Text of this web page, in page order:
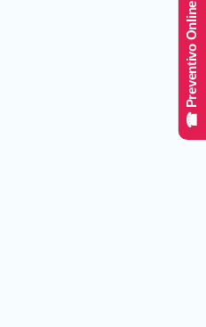
☎ Preventivo Online